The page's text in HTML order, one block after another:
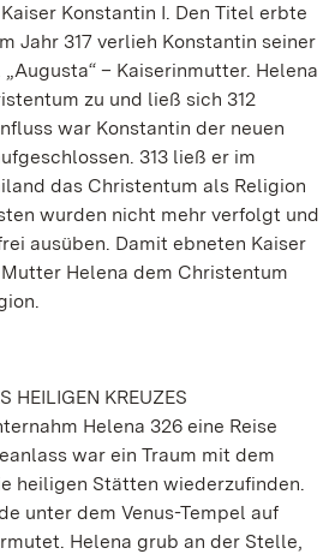
Konstantin I. Den Titel erbte
Jahr 317 verlieh Konstantin seiner
– Kaiserinmutter. Helena
zu und ließ sich 312
war Konstantin der neuen
313 ließ er im
das Christentum als Religion
wurden nicht mehr verfolgt und
ausüben. Damit ebneten Kaiser
Helena dem Christentum
HEILIGEN KREUZES
Helena 326 eine Reise
war ein Traum mit dem
heiligen Stätten wiederzufinden.
unter dem Venus-Tempel auf
Helena grub an der Stelle,